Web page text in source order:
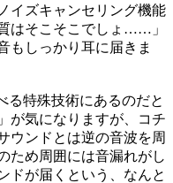
イズキャンセリング機能
はそこそこでしょ……」
もしっかり耳に届きま
る特殊技術にあるのだと
が気になりますが、コチ
ウンドとは逆の音波を周
ため周囲には音漏れがし
ドが届くという、なんと